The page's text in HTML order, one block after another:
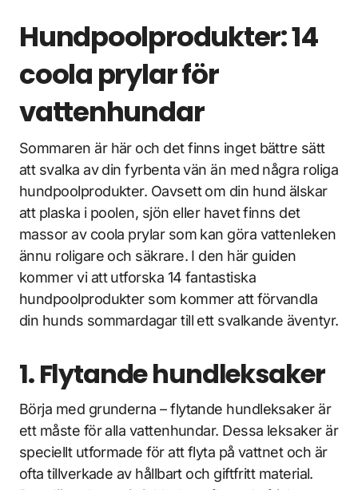
Hundpoolprodukter: 14
coola prylar för
vattenhundar
Sommaren är här och det finns inget bättre sätt
att svalka av din fyrbenta vän än med några roliga
hundpoolprodukter. Oavsett om din hund älskar
att plaska i poolen, sjön eller havet finns det
massor av coola prylar som kan göra vattenleken
ännu roligare och säkrare. I den här guiden
kommer vi att utforska 14 fantastiska
hundpoolprodukter som kommer att förvandla
din hunds sommardagar till ett svalkande äventyr.
1. Flytande hundleksaker
Börja med grunderna – flytande hundleksaker är
ett måste för alla vattenhundar. Dessa leksaker är
speciellt utformade för att flyta på vattnet och är
ofta tillverkade av hållbart och giftfritt material.